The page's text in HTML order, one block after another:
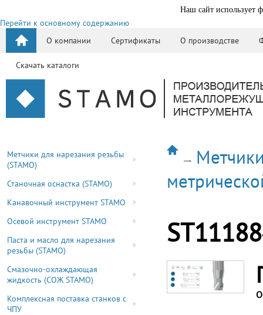
Наш сайт использует
Перейти к основному содержанию
О компании
Сертификаты О производстве
Скачать каталоги
Метчики для нарезания резьбы
(STAMO)
Станочная оснастка (STAMO)
Канавочный инструмент STAMO
Осевой инструмент STAMO
Паста и масло для нарезания
резьбы (STAMO)
Смазочно-охлаждающая
жидкость (СОЖ STAMO)
Комплексная поставка станков с
ЧПУ